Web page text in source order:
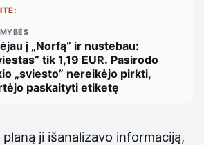
į „Norfą” ir nustebau:
tik 1,19 EUR. Pasirodo
„sviesto” nereikėjo pirkti,
paskaityti etiketę
ji išanalizavo informaciją,